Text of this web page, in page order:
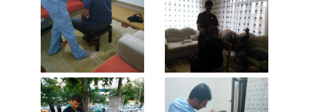
hacamat,hacamat
uzmanı,sertifika,hacamat, kupa
tedavisi,kupa
terapisi,Cocuklarda